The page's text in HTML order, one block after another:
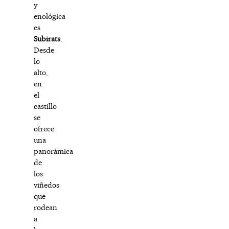
y
enológica
es
Subirats.
Desde
lo
alto,
en
el
castillo
se
ofrece
una
panorámica
de
los
viñedos
que
rodean
a